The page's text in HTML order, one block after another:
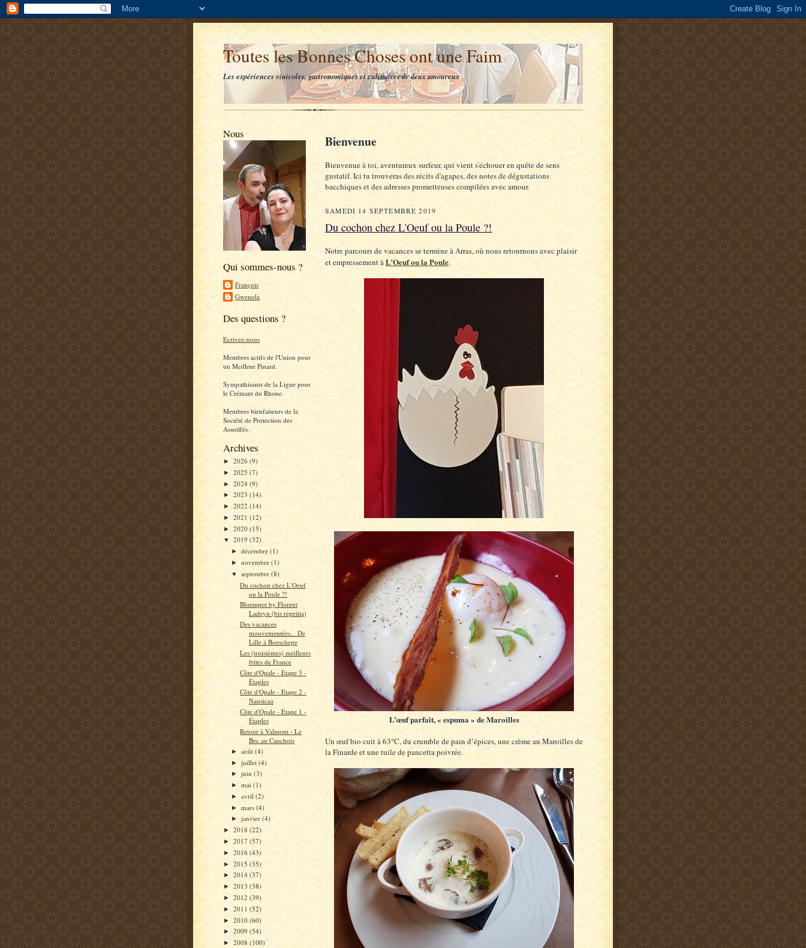
Toutes les Bonnes Choses ont une Faim
Les expériences vinicoles, gastronomiques et culinaires de deux amoureux
Nous
Qui sommes-nous ?
François
Gwenola
Des questions ?
Ecrivez-nous
Membres actifs de l'Union pour
un Meilleur Pinard.
Sympathisants de la Ligue pour
le Crémant du Rhone.
Membres bienfaiteurs de la
Société de Protection des
Assoiffés.
Archives
► 2026 (9)
► 2025 (7)
► 2024 (9)
► 2023 (14)
► 2022 (14)
► 2021 (12)
► 2020 (15)
▼ 2019 (32)
►décembre(1)
►novembre(1)
▼septembre(8)
Du cochon chez L'Oeuf
ou la Poule ?!
Bloempot by Florent
Ladeyn (bis repetita)
Des vacances
mouvementées... De
Lille à Boeschepe
Les (troisièmes) meilleurs
frites de France
Côte d'Opale - Etape 3 -
Étaples
Côte d'Opale - Etape 2 -
Nausicaa
Côte d'Opale - Etape 1 -
Étaples
Retour à Valmont - Le
Bec au Cauchois
►août(4)
►juillet(4)
►juin(3)
►mai(1)
►avril(2)
►mars(4)
►janvier(4)
► 2018 (22)
► 2017 (57)
► 2016 (43)
► 2015 (35)
► 2014 (37)
► 2013 (38)
► 2012 (39)
► 2011 (52)
► 2010 (60)
► 2009 (54)
► 2008 (100)
Bienvenue
Bienvenue à toi, aventureux surfeur, qui vient s'échouer en quête de sens
gustatif. Ici tu trouveras des récits d'agapes, des notes de dégustations
bacchiques et des adresses prometteuses compilées avec amour.
SAMEDI 14 SEPTEMBRE 2019
Du cochon chez L'Oeuf ou la Poule ?!
Notre parcours de vacances se termine à Arras, où nous retournons avec plaisir
et empressement àL’Oeuf ou la Poule.
L’œuf parfait, « espuma » de Maroilles
Un œuf bio cuit à 63°C, du crumble de pain d’épices, une crème au Maroilles de
la Finarde et une tuile de pancetta poivrée.